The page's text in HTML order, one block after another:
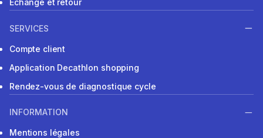
Échange et retour
SERVICES
Compte client
Application Decathlon shopping
Rendez-vous de diagnostique cycle
INFORMATION
Mentions légales